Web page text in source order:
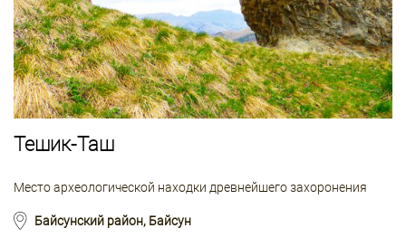
Тешик-Таш
Место археологической находки древнейшего захоронения
Байсунский район, Байсун